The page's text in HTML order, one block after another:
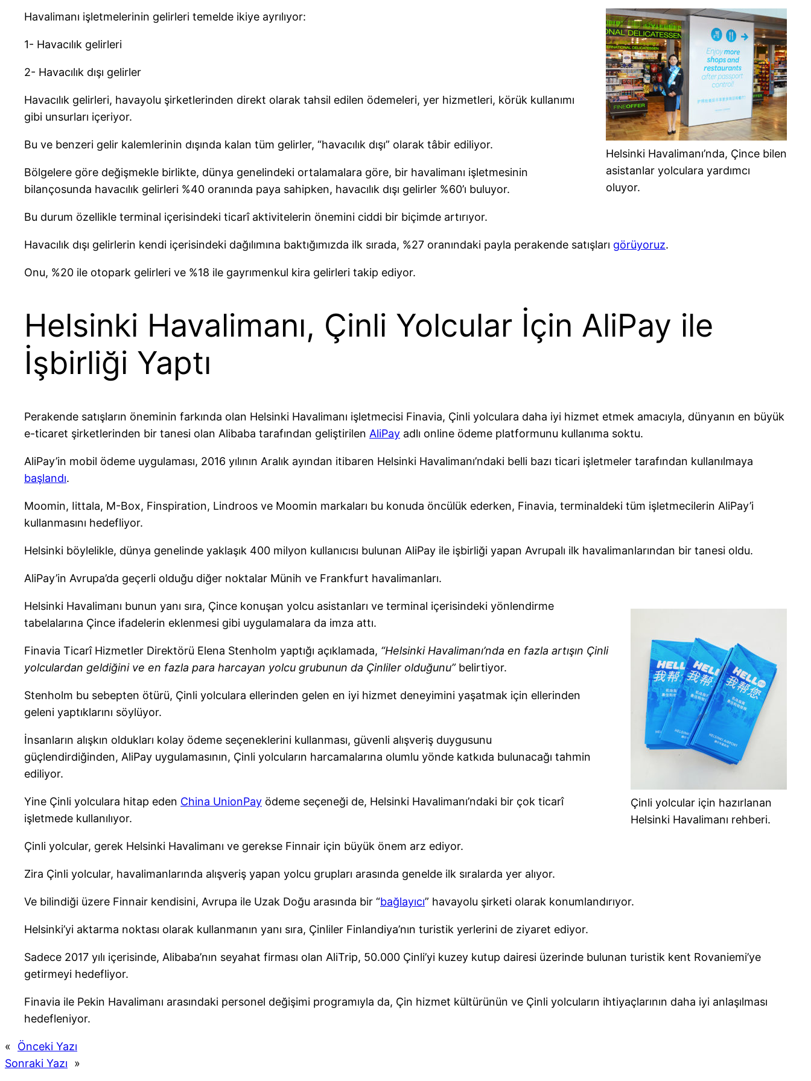
Helsinki Havalimanı’nda, Çince bilen
asistanlar yolculara yardımcı
oluyor.
Havalimanı işletmelerinin gelirleri temelde ikiye ayrılıyor:
1- Havacılık gelirleri
2- Havacılık dışı gelirler
Havacılık gelirleri, havayolu şirketlerinden direkt olarak tahsil edilen ödemeleri, yer hizmetleri, körük kullanımı
gibi unsurları içeriyor.
Bu ve benzeri gelir kalemlerinin dışında kalan tüm gelirler, “havacılık dışı” olarak tâbir ediliyor.
Bölgelere göre değişmekle birlikte, dünya genelindeki ortalamalara göre, bir havalimanı işletmesinin
bilançosunda havacılık gelirleri %40 oranında paya sahipken, havacılık dışı gelirler %60’ı buluyor.
Bu durum özellikle terminal içerisindeki ticarî aktivitelerin önemini ciddi bir biçimde artırıyor.
Havacılık dışı gelirlerin kendi içerisindeki dağılımına baktığımızda ilk sırada, %27 oranındaki payla perakende satışları görüyoruz.
Onu, %20 ile otopark gelirleri ve %18 ile gayrımenkul kira gelirleri takip ediyor.
Helsinki Havalimanı, Çinli Yolcular İçin AliPay ile
İşbirliği Yaptı
Perakende satışların öneminin farkında olan Helsinki Havalimanı işletmecisi Finavia, Çinli yolculara daha iyi hizmet etmek amacıyla, dünyanın en büyük
e-ticaret şirketlerinden bir tanesi olan Alibaba tarafından geliştirilen AliPay adlı online ödeme platformunu kullanıma soktu.
AliPay’in mobil ödeme uygulaması, 2016 yılının Aralık ayından itibaren Helsinki Havalimanı’ndaki belli bazı ticari işletmeler tarafından kullanılmaya
başlandı.
Moomin, Iittala, M-Box, Finspiration, Lindroos ve Moomin markaları bu konuda öncülük ederken, Finavia, terminaldeki tüm işletmecilerin AliPay’i
kullanmasını hedefliyor.
Helsinki böylelikle, dünya genelinde yaklaşık 400 milyon kullanıcısı bulunan AliPay ile işbirliği yapan Avrupalı ilk havalimanlarından bir tanesi oldu.
AliPay’in Avrupa’da geçerli olduğu diğer noktalar Münih ve Frankfurt havalimanları.
Çinli yolcular için hazırlanan
Helsinki Havalimanı rehberi.
Helsinki Havalimanı bunun yanı sıra, Çince konuşan yolcu asistanları ve terminal içerisindeki yönlendirme
tabelalarına Çince ifadelerin eklenmesi gibi uygulamalara da imza attı.
Finavia Ticarî Hizmetler Direktörü Elena Stenholm yaptığı açıklamada, “Helsinki Havalimanı’nda en fazla artışın Çinli
yolculardan geldiğini ve en fazla para harcayan yolcu grubunun da Çinliler olduğunu”belirtiyor.
Stenholm bu sebepten ötürü, Çinli yolculara ellerinden gelen en iyi hizmet deneyimini yaşatmak için ellerinden
geleni yaptıklarını söylüyor.
İnsanların alışkın oldukları kolay ödeme seçeneklerini kullanması, güvenli alışveriş duygusunu
güçlendirdiğinden, AliPay uygulamasının, Çinli yolcuların harcamalarına olumlu yönde katkıda bulunacağı tahmin
ediliyor.
Yine Çinli yolculara hitap eden China UnionPay ödeme seçeneği de, Helsinki Havalimanı’ndaki bir çok ticarî
işletmede kullanılıyor.
Çinli yolcular, gerek Helsinki Havalimanı ve gerekse Finnair için büyük önem arz ediyor.
Zira Çinli yolcular, havalimanlarında alışveriş yapan yolcu grupları arasında genelde ilk sıralarda yer alıyor.
Ve bilindiği üzere Finnair kendisini, Avrupa ile Uzak Doğu arasında bir “bağlayıcı” havayolu şirketi olarak konumlandırıyor.
Helsinki’yi aktarma noktası olarak kullanmanın yanı sıra, Çinliler Finlandiya’nın turistik yerlerini de ziyaret ediyor.
Sadece 2017 yılı içerisinde, Alibaba’nın seyahat firması olan AliTrip, 50.000 Çinli’yi kuzey kutup dairesi üzerinde bulunan turistik kent Rovaniemi’ye
getirmeyi hedefliyor.
Finavia ile Pekin Havalimanı arasındaki personel değişimi programıyla da, Çin hizmet kültürünün ve Çinli yolcuların ihtiyaçlarının daha iyi anlaşılması
hedefleniyor.
«
Önceki Yazı
Sonraki Yazı
»